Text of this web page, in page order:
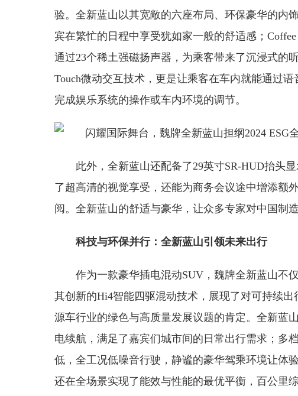
验。全新蓝山以其宽敞的六座布局、环保豪华的内
宾在繁忙的日程中享受犹如家一般的舒适感；
通过23个稀土强磁扬声器，为乘客带来了沉浸式的
Touch微动交互技术，更是让乘客在车内就能通过
完成娱乐系统的操作或车内环境的调节。
此外，全新蓝山还配备了29英寸SR-HUD抬头
了超高清的视觉享受，还能为商务会议途中增添额
阅。全新蓝山的舒适与豪华，让众多专家对中国制造
科技与环保并行：全新蓝山引领未来出行
作为一款豪华插电混动SUV，魏牌全新蓝山不
其创新的Hi4智能四驱混动技术，展现了对可持续
源车行业的绿色与高质量发展议题的肯定。全新蓝
电续航，满足了嘉宾们城市间的日常出行需求；多
低，全工况低噪音行驶，静谧的豪华驾乘环境让体
还在全场景实现了能效与性能的最优平衡，百公里